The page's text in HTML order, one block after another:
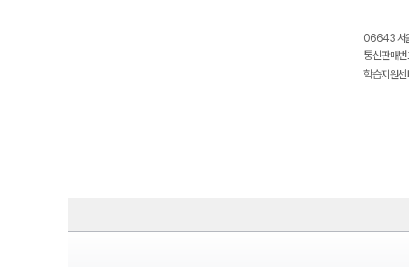
06643 서
통신판매
학습지원